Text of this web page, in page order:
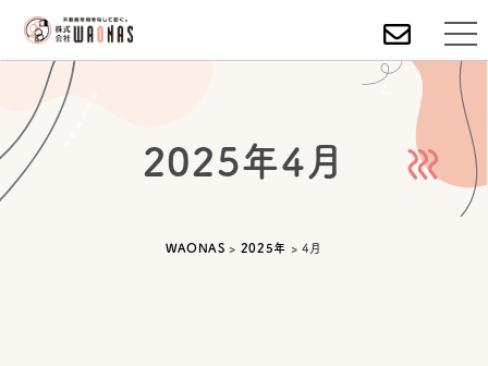
2025年4月
WAONAS > 2025年 > 4月